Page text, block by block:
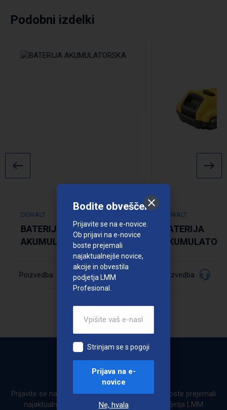
Podobni izdelki
DEWALT
BATERIJA
AKUMULATORSKA
Poizvedba Šifra: 040749
DEWALT
BATERIJA
Poizvedba
Bodite obveščeni
Prijavite se na e-novice. Ob prijavi na e-novice boste prejemali
najaktualnejše novice, akcije in obvestila podjetja LMM
Bodite obveščeni
Prijavite se na e-novice.
Ob prijavi na e-novice
boste prejemali
najaktualnejše novice,
akcije in obvestila
podjetja LMM
Profesional.
Strinjam se s pogoji
Prijava na e-
novice
Ne, hvala